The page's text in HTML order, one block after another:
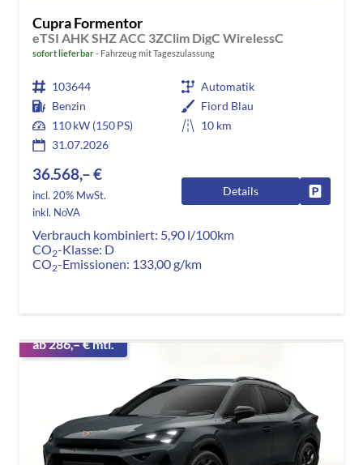
Cupra Formentor
eTSI AHK SHZ ACC 3ZClim DigC WirelessC
sofort lieferbar Fahrzeug mit Tageszulassung
103644
Automatik
Benzin
Fiord Blau
110 kW (150 PS)
10 km
31.07.2026
36.568,– €
incl. 20% MwSt.
inkl. NoVA
Details
Verbrauch kombiniert: 5,90 l/100km
CO2-Klasse: D
CO2-Emissionen: 133,00 g/km
ab 286,– € mtl.